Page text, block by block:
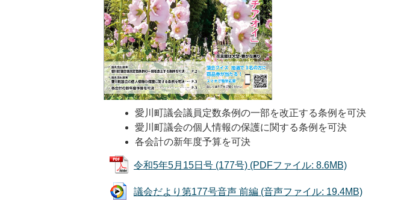
愛川町議会議員定数条例の一部を改正する条例を可決
愛川町議会の個人情報の保護に関する条例を可決
各会計の新年度予算を可決
令和5年5月15日号 (177号) (PDFファイル: 8.6MB)
議会だより第177号音声 前編 (音声ファイル: 19.4MB)